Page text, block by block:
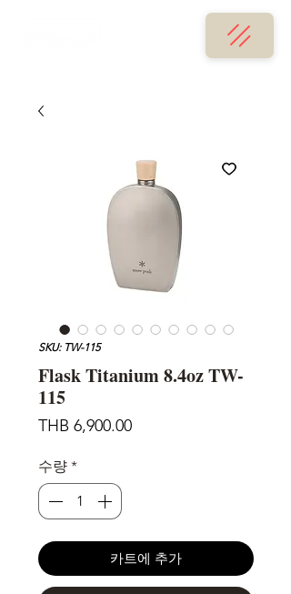
SKU: TW-115
Flask Titanium 8.4oz TW-
115
THB 6,900.00가
수량 *
카트에 추가